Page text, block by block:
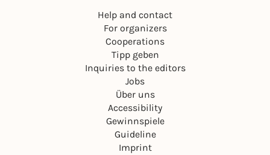
Help and contact
For organizers
Cooperations
Tipp geben
Inquiries to the editors
Jobs
Über uns
Accessibility
Gewinnspiele
Guideline
Imprint